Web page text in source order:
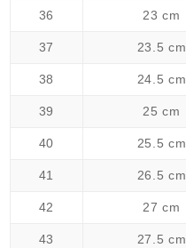
36 23 cm
37 23.5 cm
38 24.5 cm
39 25 cm
40 25.5 cm
41 26.5 cm
42 27 cm
43 27.5 cm